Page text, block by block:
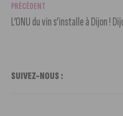
PRÉCÉDENT
L’ONU du vin s’installe à Dijon !
SUIVEZ-NOUS :